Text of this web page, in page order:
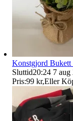
Konstgjord
Sluttid20:24 7 aug
Pris:99 kr,Eller